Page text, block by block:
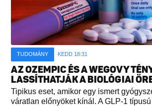
TUDOMÁNY KEDD 18:31
AZ OZEMPIC ÉS A WEGOVY
LASSÍTHATJÁK A BIOLÓGIAI
Tipikus eset, amikor egy ismert
váratlan előnyöket kínál. A GLP-1